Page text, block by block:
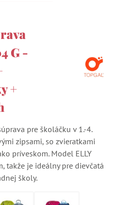
G -
+
pre školáčku v 1.-4.
zipsami, so zvieratkami
príveskom. Model ELLY
takže je ideálny pre dievčatá
školy.